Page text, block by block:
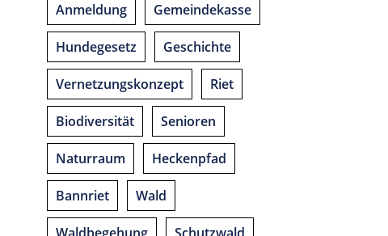
Anmeldung Gemeindekasse
Hundegesetz Geschichte
Vernetzungskonzept Riet
Biodiversität Senioren
Naturraum Heckenpfad
Bannriet Wald